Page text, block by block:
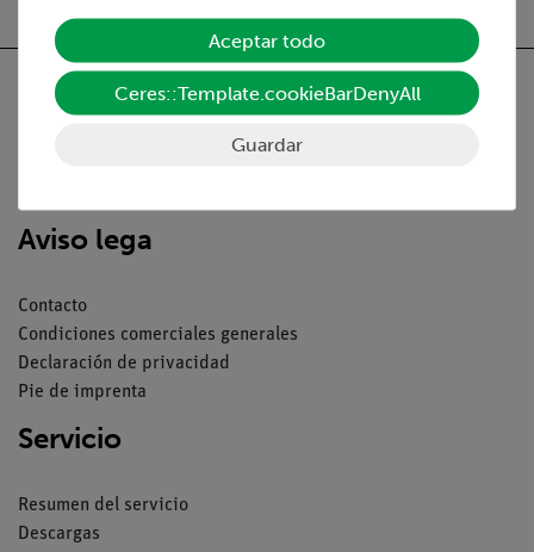
Aviso lega
Contacto
Condiciones comerciales generales
Declaración de privacidad
Pie de imprenta
Servicio
Resumen del servicio
Descargas
Aceptar todo
Ceres::Template.cookieBarDenyAll
Guardar